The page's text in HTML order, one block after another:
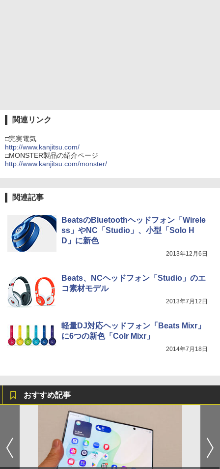
関連リンク
□完実電気
http://www.kanjitsu.com/
□MONSTER製品の紹介ページ
http://www.kanjitsu.com/monster/
関連記事
BeatsのBluetoothヘッドフォン「Wirele
ss」やNC「Studio」、小型「Solo H
D」に新色
2013年12月6日
Beats、NCヘッドフォン「Studio」のエ
コ素材モデル
2013年7月12日
軽量DJ対応ヘッドフォン「Beats Mixr」
に6つの新色「Colr Mixr」
2014年7月18日
おすすめ記事